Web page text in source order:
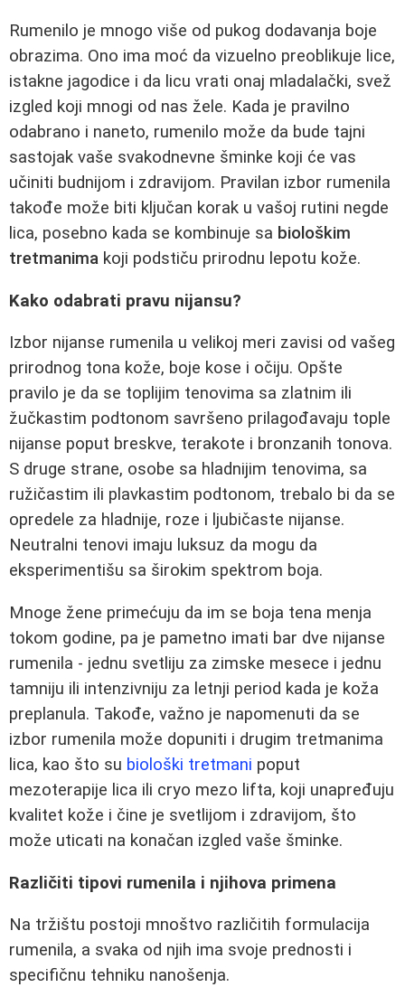
Rumenilo je mnogo više od pukog dodavanja boje
obrazima. Ono ima moć da vizuelno preoblikuje lice,
istakne jagodice i da licu vrati onaj mladalački, svež
izgled koji mnogi od nas žele. Kada je pravilno
odabrano i naneto, rumenilo može da bude tajni
sastojak vaše svakodnevne šminke koji će vas
učiniti budnijom i zdravijom. Pravilan izbor rumenila
takođe može biti ključan korak u vašoj rutini negde
lica, posebno kada se kombinuje sa biološkim
tretmanima koji podstiču prirodnu lepotu kože.
Kako odabrati pravu nijansu?
Izbor nijanse rumenila u velikoj meri zavisi od vašeg
prirodnog tona kože, boje kose i očiju. Opšte
pravilo je da se toplijim tenovima sa zlatnim ili
žučkastim podtonom savršeno prilagođavaju tople
nijanse poput breskve, terakote i bronzanih tonova.
S druge strane, osobe sa hladnijim tenovima, sa
ružičastim ili plavkastim podtonom, trebalo bi da se
opredele za hladnije, roze i ljubičaste nijanse.
Neutralni tenovi imaju luksuz da mogu da
eksperimentišu sa širokim spektrom boja.
Mnoge žene primećuju da im se boja tena menja
tokom godine, pa je pametno imati bar dve nijanse
rumenila - jednu svetliju za zimske mesece i jednu
tamniju ili intenzivniju za letnji period kada je koža
preplanula. Takođe, važno je napomenuti da se
izbor rumenila može dopuniti i drugim tretmanima
lica, kao što su biološki tretmani poput
mezoterapije lica ili cryo mezo lifta, koji unapređuju
kvalitet kože i čine je svetlijom i zdravijom, što
može uticati na konačan izgled vaše šminke.
Različiti tipovi rumenila i njihova primena
Na tržištu postoji mnoštvo različitih formulacija
rumenila, a svaka od njih ima svoje prednosti i
specifičnu tehniku nanošenja.